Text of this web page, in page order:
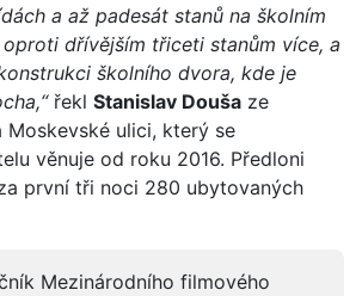
a až padesát stanů na školním
dřívějším třiceti stanům více, a
školního dvora, kde je
řekl Stanislav Douša ze
Moskevské ulici, který se
věnuje od roku 2016. Předloni
první tři noci 280 ubytovaných
Mezinárodního filmového